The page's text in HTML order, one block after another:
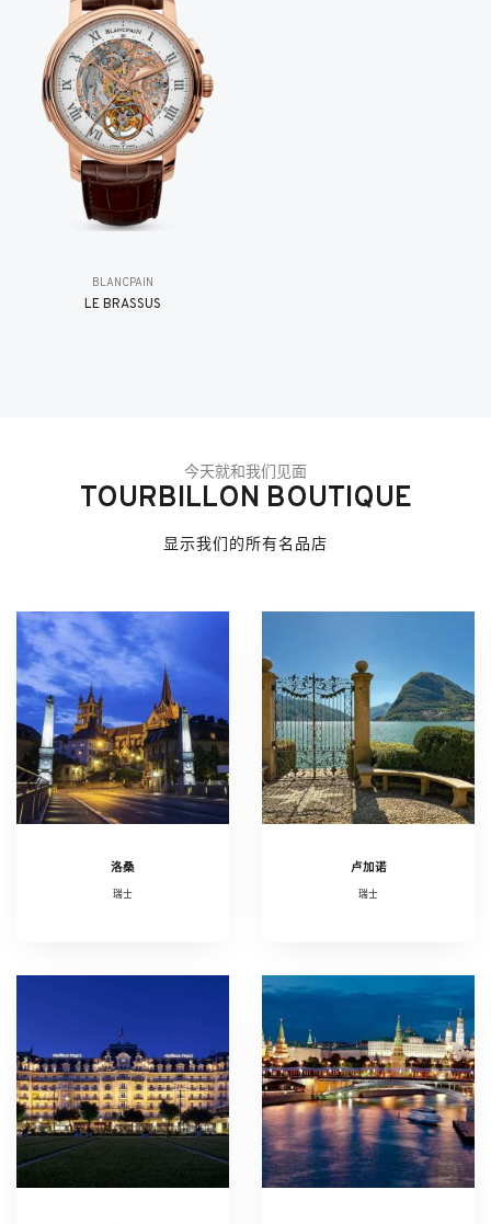
BLANCPAIN
LE BRASSUS
今天就和我们见面
TOURBILLON BOUTIQUE
显示我们的所有名品店
洛桑
瑞士
卢加诺
瑞士